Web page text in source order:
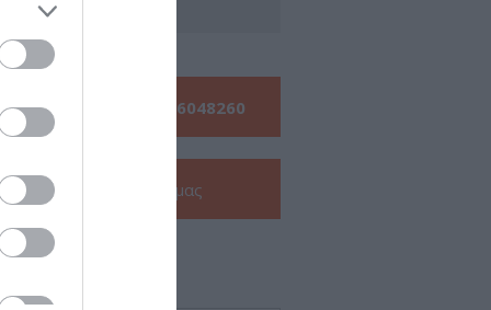
2009
Τηλεφωνήστε μας: 210 6048260
Δείτε την μας